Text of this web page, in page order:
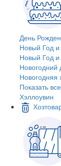
День
Новый Год и
Новый Год и
Новогодняя
Показать все
Хэллоувин